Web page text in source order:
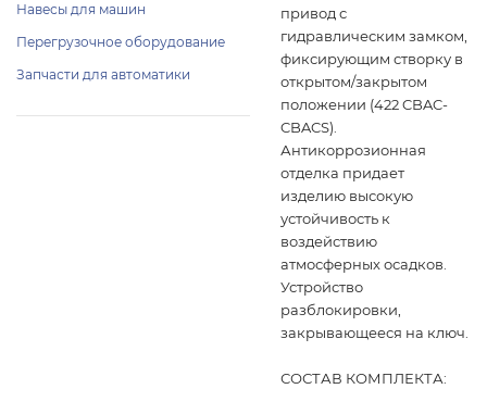
Навесы для машин
Перегрузочное оборудование
Запчасти для автоматики
привод с
гидравлическим замком,
фиксирующим створку в
открытом/закрытом
положении (422 CBAC-
CBACS).
Антикоррозионная
отделка придает
изделию высокую
устойчивость к
воздействию
атмосферных осадков.
Устройство
разблокировки,
закрывающееся на ключ.
СОСТАВ КОМПЛЕКТА: